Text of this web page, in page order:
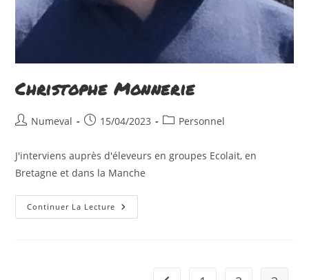
Christophe Monnerie
Auteur/autrice
la
publication :
Numeval
Publication
15/04/2023
PostPersonnel
J'interviens auprès d'éleveurs en groupes Ecolait, en
Bretagne et dans la Manche
Continuer La Lecture Christophe
Monnerie